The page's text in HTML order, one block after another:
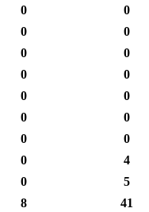
0
0
0
0
0
0
0
0
0
0
0
0
0
0
0
4
0
5
8
41